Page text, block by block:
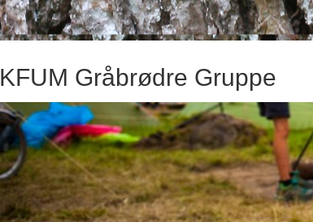
KFUM Gråbrødre Gruppe